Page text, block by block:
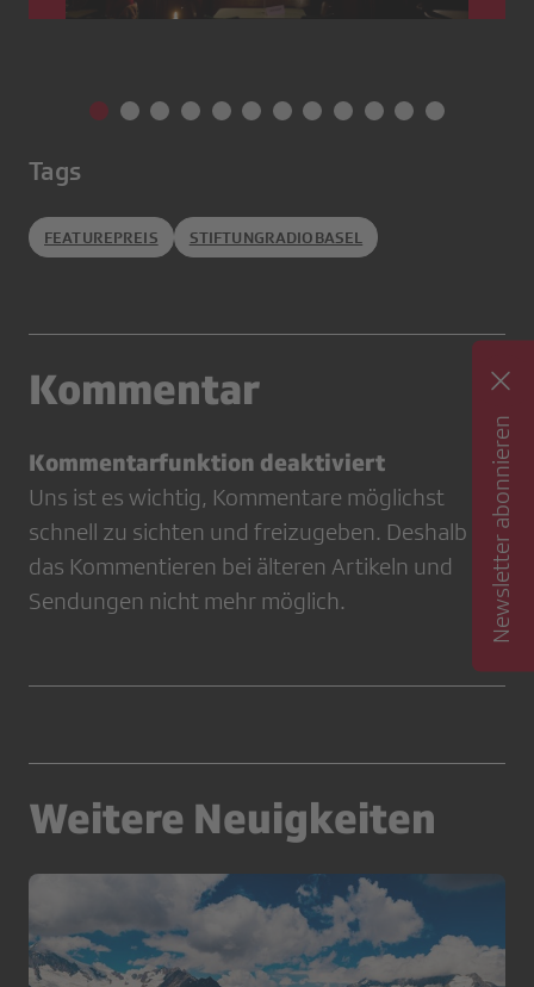
Tags
FEATUREPREIS STIFTUNGRADIOBASEL
Kommentar
Kommentarfunktion deaktiviert
Uns ist es wichtig, Kommentare möglichst
schnell zu sichten und freizugeben. Deshalb ist
das Kommentieren bei älteren Artikeln und
Sendungen nicht mehr möglich.
Weitere Neuigkeiten
Newsletter abonnieren